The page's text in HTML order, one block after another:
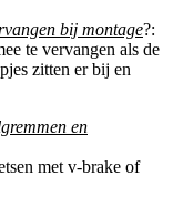
bij montage?:
te vervangen als de
zitten er bij en
en
met v-brake of